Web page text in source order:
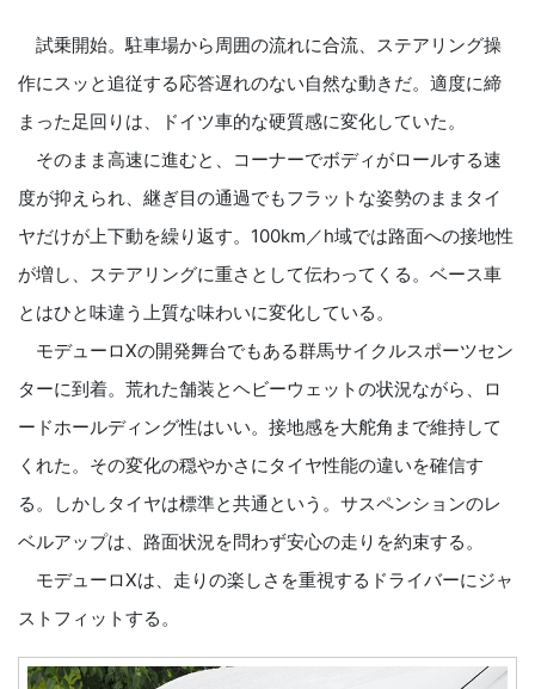
試乗開始。駐車場から周囲の流れに合流、ステアリング操
作にスッと追従する応答遅れのない自然な動きだ。適度に締
まった足回りは、ドイツ車的な硬質感に変化していた。
そのまま高速に進むと、コーナーでボディがロールする速
度が抑えられ、継ぎ目の通過でもフラットな姿勢のままタイ
ヤだけが上下動を繰り返す。100km／h域では路面への接地性
が増し、ステアリングに重さとして伝わってくる。ベース車
とはひと味違う上質な味わいに変化している。
モデューロXの開発舞台でもある群馬サイクルスポーツセン
ターに到着。荒れた舗装とヘビーウェットの状況ながら、ロ
ードホールディング性はいい。接地感を大舵角まで維持して
くれた。その変化の穏やかさにタイヤ性能の違いを確信す
る。しかしタイヤは標準と共通という。サスペンションのレ
ベルアップは、路面状況を問わず安心の走りを約束する。
モデューロXは、走りの楽しさを重視するドライバーにジャ
ストフィットする。